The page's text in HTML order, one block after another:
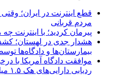
قطع اینترنت در ایران؛
مردم قربانی
پیرمان کردید؛ با اینترنت
هشدار جدی در لهستان؛
بیمارستان‌ها و دادگاه‌ها
موافقت دادگاه آمریکا با
ردیابی دارایی‌های هک ۱.۵ میلیارد دلاری کره شمالی